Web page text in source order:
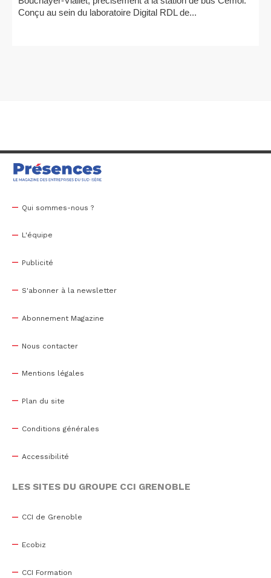
Conçu au sein du laboratoire Digital RDL de...
Qui sommes-nous ?
L'équipe
Publicité
S'abonner à la newsletter
Abonnement Magazine
Nous contacter
Mentions légales
Plan du site
Conditions générales
Accessibilité
LES SITES DU GROUPE CCI GRENOBLE
CCI de Grenoble
Ecobiz
CCI Formation